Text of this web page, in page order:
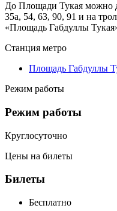
До Площади Тукая можно
35а, 54, 63, 90, 91 и на
«Площадь Габдуллы
Станция метро
Площадь Габдуллы
Режим работы
Режим работы
Круглосуточно
Цены на билеты
Билеты
Бесплатно